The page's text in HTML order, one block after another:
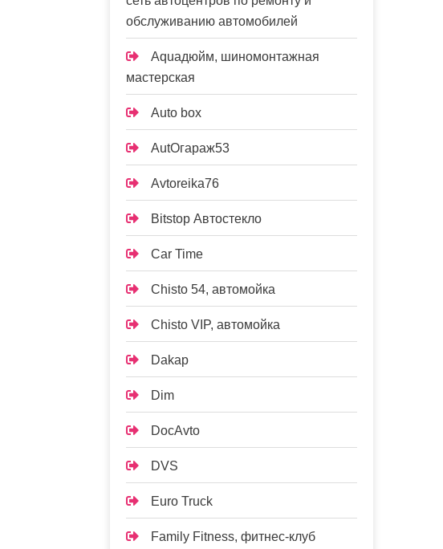
обслуживанию автомобилей
Aquaдюйм, шиномонтажная
мастерская
Auto box
AutOгараж53
Avtoreika76
Bitstop Автостекло
Car Time
Chisto 54, автомойка
Chisto VIP, автомойка
Dakap
Dim
DocAvto
DVS
Euro Truck
Family Fitness, фитнес-клуб